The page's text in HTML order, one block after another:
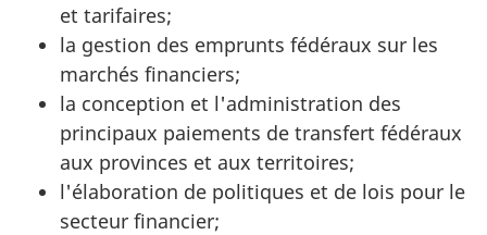
et tarifaires;
la gestion des emprunts fédéraux sur les
marchés financiers;
la conception et l'administration des
principaux paiements de transfert fédéraux
aux provinces et aux territoires;
l'élaboration de politiques et de lois pour le
secteur financier;